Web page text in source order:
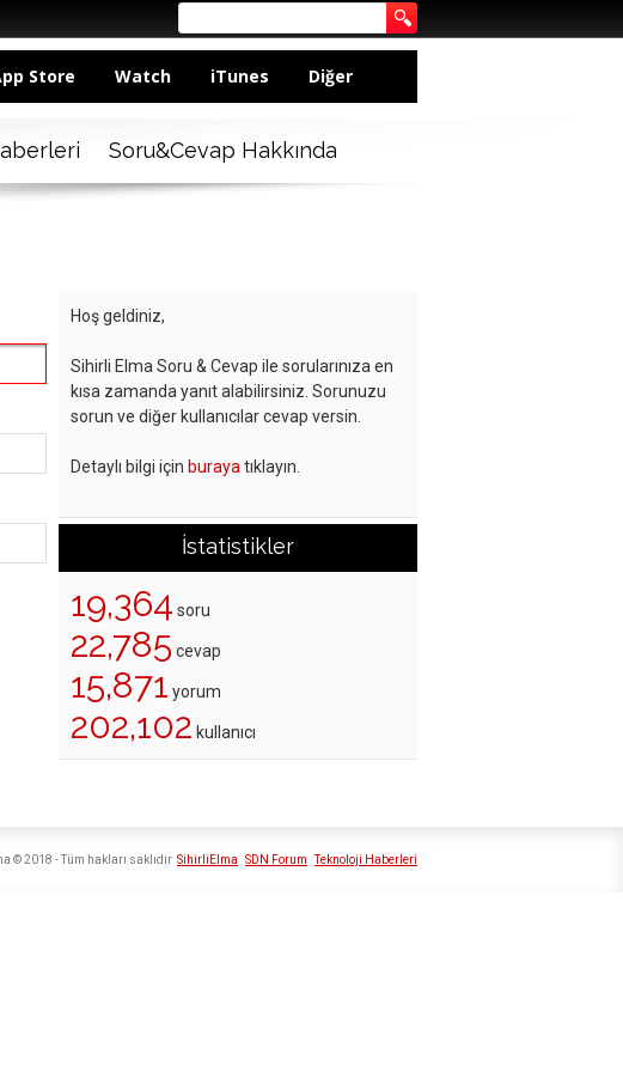
Store Watch iTunes Diğer
Soru&Cevap Hakkında
Hoş geldiniz,
Sihirli Elma Soru & Cevap ile sorularınıza en
kısa zamanda yanıt alabilirsiniz. Sorunuzu
sorun ve diğer kullanıcılar cevap versin.
Detaylı bilgi için buraya tıklayın.
İstatistikler
19,364 soru
22,785 cevap
15,871 yorum
202,102 kullanıcı
SihirliElma SDN Forum Teknoloji Haberleri
© 2018 - Tüm hakları saklıdır